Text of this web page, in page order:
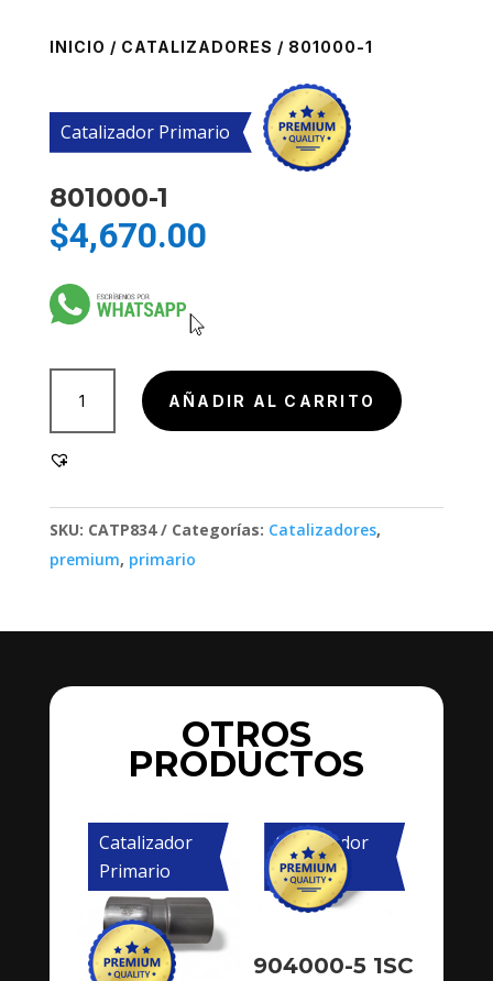
INICIO / CATALIZADORES / 801000-1
Catalizador Primario
801000-1
$4,670.00
cantidad
AÑADIR AL CARRITO
SKU: CATP834 Categorías: Catalizadores,
premium, primario
OTROS
PRODUCTOS
Catalizador
Primario
Catalizador
Primario
904000-5 1SC